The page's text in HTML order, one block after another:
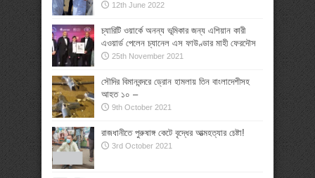
12th June 2022
চ্যারিটি ওয়ার্কে অনন্য ভূমিকার জন্য এশিয়ান কারী
এওয়ার্ড পেলেন চ্যানেল এস ফাউণ্ডার মাহী ফেরদৌস
25th November 2021
সৌদির বিমানবন্দরে ড্রোন হামলায় তিন বাংলাদেশীসহ
আহত ১০ –
9th October 2021
রাজধানীতে পুরুষাঙ্গ কেটে বৃদ্ধের আত্মহত্যার চেষ্টা!
3rd October 2021